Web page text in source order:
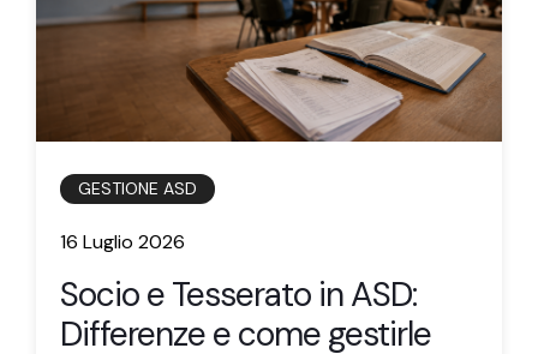
GESTIONE ASD
16 Luglio 2026
Socio e Tesserato in ASD:
Differenze e come gestirle